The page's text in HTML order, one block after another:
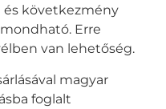
és következmény
Erre
van lehetőség.
magyar
foglalt